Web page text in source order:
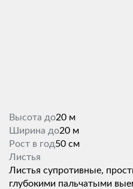
Высота до20 м
Ширина до20 м
Рост в год50 см
Листья
Листья супротивные,
глубокими пальчатыми